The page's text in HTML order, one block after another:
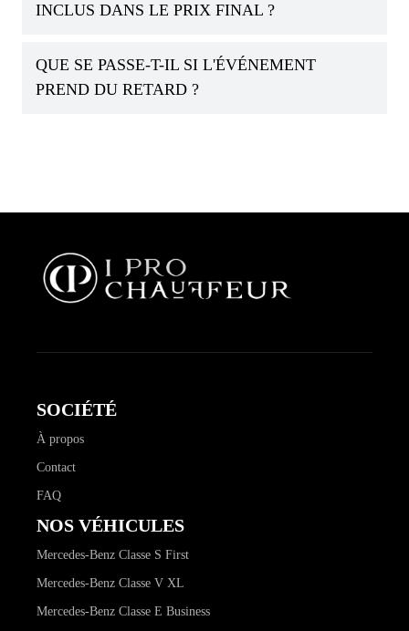
INCLUS DANS LE PRIX FINAL ?
QUE SE PASSE-T-IL SI L'ÉVÉNEMENT
PREND DU RETARD ?
SOCIÉTÉ
À propos
Contact
FAQ
NOS VÉHICULES
Mercedes-Benz Classe S First
Mercedes-Benz Classe V XL
Mercedes-Benz Classe E Business